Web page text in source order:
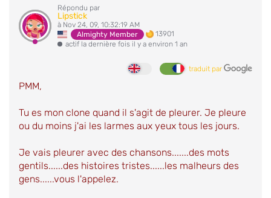
Répondu par
Lipstick
à Nov 24, 09, 10:32:19 AM
Almighty Member
13901
actif la dernière fois il y a environ 1 an
traduit par
PMM,
Tu es mon clone quand il s'agit de pleurer. Je pleure
ou du moins j'ai les larmes aux yeux tous les jours.
Je vais pleurer avec des chansons.......des mots
gentils......des histoires tristes......les malheurs des
gens......vous l'appelez.